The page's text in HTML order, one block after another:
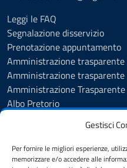
Gestisci
Per fornire le migliori esperienze,
memorizzare e/o accedere alle
Leggi le FAQ
Segnalazione disservizio
Prenotazione appuntamento
Amministrazione trasparente
Amministrazione
Amministrazione
Albo Pretorio
Dichiarazione di accessibilità
Obiettivi di accessibilità